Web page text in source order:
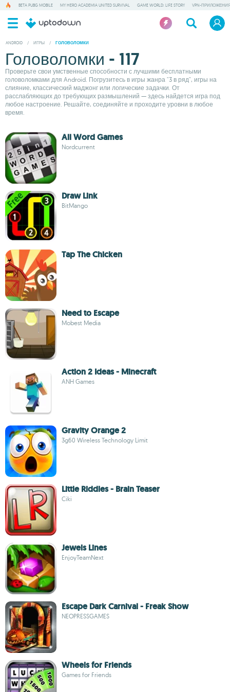
BETA PUBG MOBILE MY HERO ACADEMIA UNITED SURVIVAL GAME WORLD: LIFE STORY VPN-
ANDROID / ИГРЫ / ГОЛОВОЛОМКИ
Головоломки - 117
Проверьте свои умственные способности с лучшими бесплатными
головоломками для Android. Погрузитесь в игры жанра "3 в ряд", игры на
слияние, классический маджонг или логические задачки. От
расслабляющих до требующих размышлений — здесь найдется игра под
любое настроение. Решайте, соединяйте и проходите уровни в любое
время.
All Word Games
Nordcurrent
Draw Link
BitMango
Tap The Chicken
Need to Escape
Mobest Media
Action 2 Ideas - Minecraft
ANH Games
Gravity Orange 2
3g60 Wireless Technology Limit
Little Riddles - Brain Teaser
Ciki
Jewels Lines
EnjoyTeamNext
Escape Dark Carnival - Freak Show
NEOPRESSGAMES
Wheels for Friends
Games for Friends